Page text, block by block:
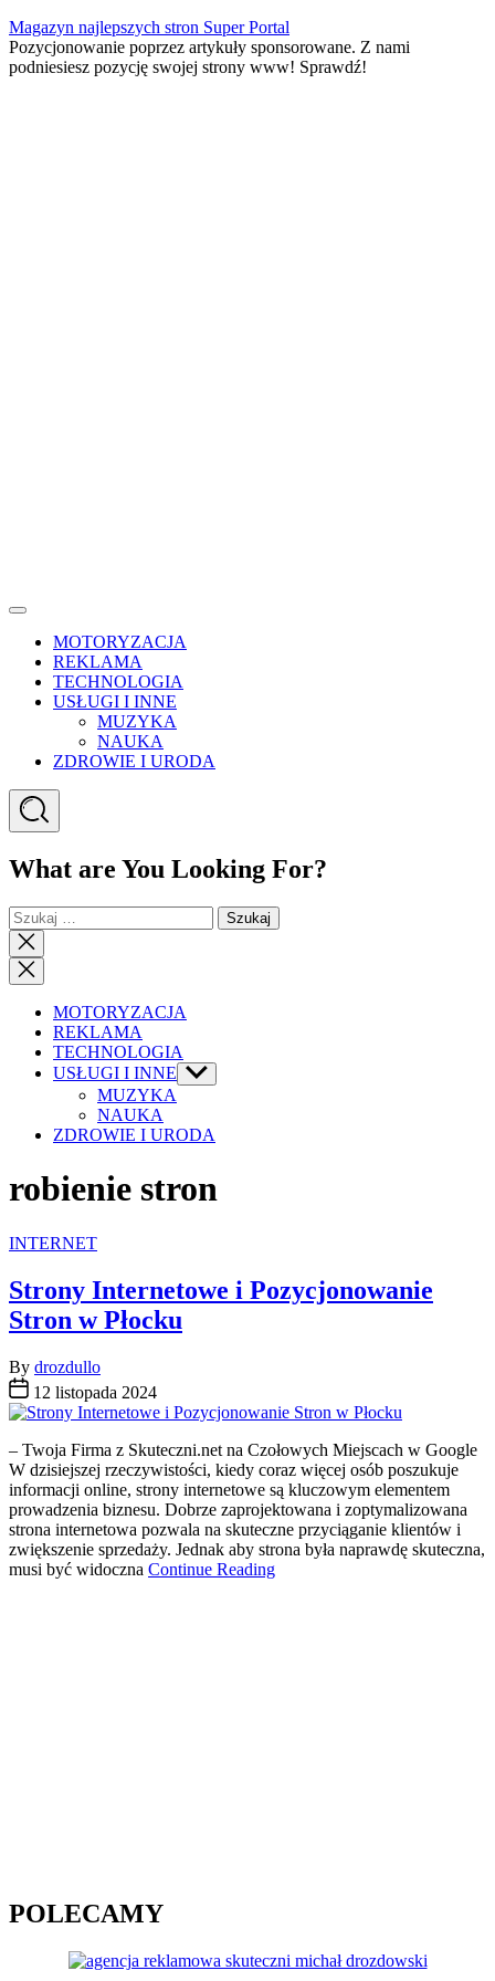
Skip
to
content
Magazyn najlepszych stron Super Portal
Pozycjonowanie poprzez artykuły sponsorowane. Z nami
podniesiesz pozycję swojej strony www! Sprawdź!
Menu
MOTORYZACJA
REKLAMA
TECHNOLOGIA
USŁUGI I INNE
MUZYKA
NAUKA
ZDROWIE I URODA
Search
What are You Looking For?
Szukaj:
Close
search
Close
Menu
MOTORYZACJA
REKLAMA
TECHNOLOGIA
USŁUGI I INNE Show
sub
MUZYKA
NAUKA
ZDROWIE I URODA
robienie stron
Categories
INTERNET
Strony Internetowe i Pozycjonowanie
Stron w Płocku
By drozdullo
12 listopada 2024
– Twoja Firma z Skuteczni.net na Czołowych Miejscach w Google
W dzisiejszej rzeczywistości, kiedy coraz więcej osób poszukuje
informacji online, strony internetowe są kluczowym elementem
prowadzenia biznesu. Dobrze zaprojektowana i zoptymalizowana
strona internetowa pozwala na skuteczne przyciąganie klientów i
zwiększenie sprzedaży. Jednak aby strona była naprawdę skuteczna,
musi być widoczna Continue Reading
POLECAMY